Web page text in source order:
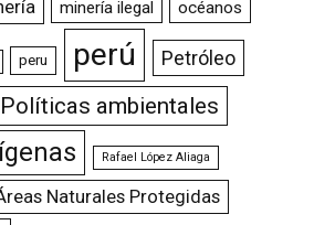
minería ilegal océanos
peru perú Petróleo
Políticas ambientales
Rafael López Aliaga
Naturales Protegidas